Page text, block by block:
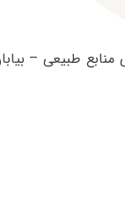
– ۱۳۹۶ سراسری در مهندسی منابع